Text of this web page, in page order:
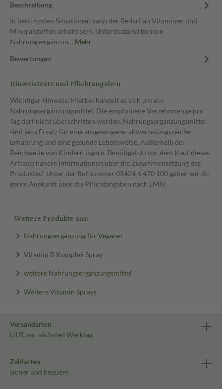
Beschreibung
In bestimmten Situationen kann der Bedarf an Vitaminen und
Mineralstoffen erhöht sein. Unterstützend können
Nahrungsergänzun… Mehr
Bewertungen
Hinweistexte und Pflichtangaben
Wichtiger Hinweis: Hierbei handelt es sich um ein
Nahrungsergänzungsmittel. Die empfohlene Verzehrmenge pro
Tag darf nicht überschritten werden. Nahrungsergänzungsmittel
sind kein Ersatz für eine ausgewogene, abwechslungsreiche
Ernährung und eine gesunde Lebensweise. Außerhalb der
Reichweite von Kindern lagern. Benötigst du vor dem Kauf dieses
Artikels nähere Informationen über die Zusammensetzung des
Produktes? Unter der Rufnummer 05424 6 470 100 geben wir dir
gerne Auskunft über die Pflichtangaben nach LMIV.
Weitere Produkte aus:
Nahrungsergänzung für Veganer
Vitamin B Komplex Spray
weitere Nahrungsergänzungsmittel
Weitere Vitamin Sprays
Versandarten
i.d.R. am nächsten Werktag
Zahlarten
sicher und bequem